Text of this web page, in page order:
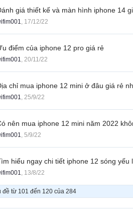
giá thiết kế và màn hình iphone 14
, 17/12/22
điểm của iphone 12 pro giá rẻ
, 20/11/22
chỉ mua iphone 12 mini ở đâu giá rẻ
, 25/9/22
nên mua iphone 12 mini năm 2022
, 5/9/22
hiểu ngay chi tiết iphone 12 sóng yếu
, 13/8/22
đề từ 101 đến 120 của 284